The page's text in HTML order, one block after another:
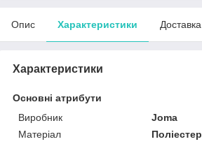
Опис Характеристики Доставка
Характеристики
Основні атрибути
Виробник
Joma
Матеріал
Поліестер